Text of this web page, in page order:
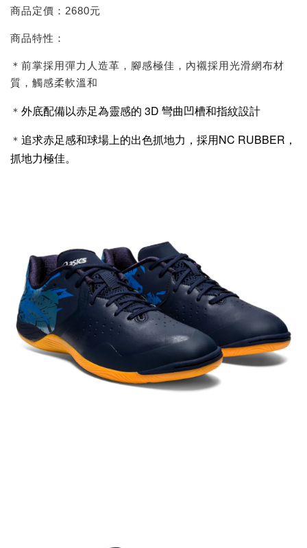
商品定價：2680元
商品特性：
＊前掌採用彈力人造革，腳感極佳，內襯採用光滑網布材
質，觸感柔軟溫和
＊ 外底配備以赤足為靈感的 3D 彎曲凹槽和指紋設計
＊ 追求赤足感和球場上的出色抓地力，採用NC RUBBER，
抓地力極佳。